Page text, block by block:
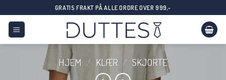
to
content
GRATIS FRAKT PÅ ALLE ORDRE OVER 999,-
HJEM / KLÆR / SKJORTE